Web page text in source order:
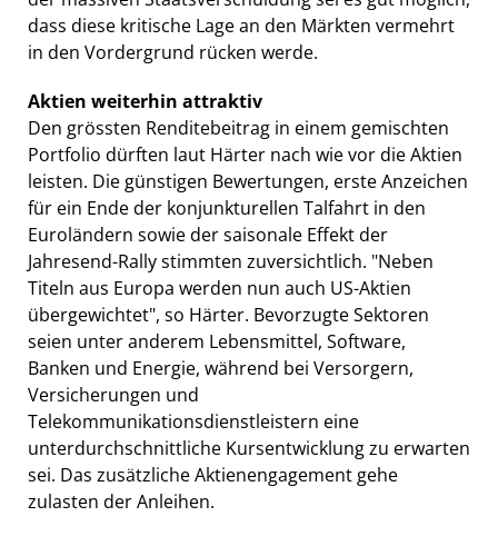
dass diese kritische Lage an den Märkten vermehrt
in den Vordergrund rücken werde.
Aktien weiterhin attraktiv
Den grössten Renditebeitrag in einem gemischten
Portfolio dürften laut Härter nach wie vor die Aktien
leisten. Die günstigen Bewertungen, erste Anzeichen
für ein Ende der konjunkturellen Talfahrt in den
Euroländern sowie der saisonale Effekt der
Jahresend-Rally stimmten zuversichtlich. "Neben
Titeln aus Europa werden nun auch US-Aktien
übergewichtet", so Härter. Bevorzugte Sektoren
seien unter anderem Lebensmittel, Software,
Banken und Energie, während bei Versorgern,
Versicherungen und
Telekommunikationsdienstleistern eine
unterdurchschnittliche Kursentwicklung zu erwarten
sei. Das zusätzliche Aktienengagement gehe
zulasten der Anleihen.